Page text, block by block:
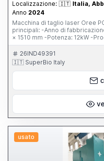
Localizzazione: 🇮🇹 Italia,
Anno 2024
Macchina di taglio laser Oree PG3015U –
principali: -Anno di fabbricazione: 16/07/2024 -Area di lavoro: 3050
× 1510 mm -Potenza: 12kW -
PG3015U -Stato: quasi nuova
Componenti e accessori inclusi: -Testa laser BOCI Auto Focus
BLT642H -Sistema di controllo
indipendente -Servo motore
Valvola proporzionale SMC -
Compressore d’aria -Sistema
Alimentazione: -380V, 50Hz,
26IND49391
🇮🇹 SuperBio Italy
usato